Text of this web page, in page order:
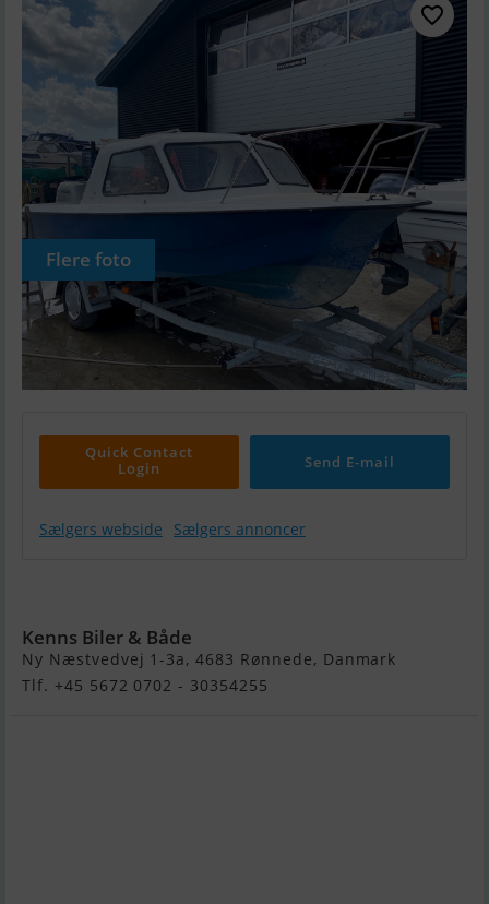
Flere foto
Quick Contact
Login
Send E-mail
Sælgers webside Sælgers annoncer
Kenns Biler & Både
Ny Næstvedvej 1-3a, 4683 Rønnede, Danmark
Tlf. +45 5672 0702 - 30354255